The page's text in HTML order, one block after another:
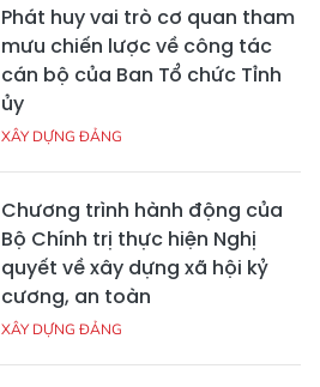
Phát huy vai trò cơ quan tham
mưu chiến lược về công tác
cán bộ của Ban Tổ chức Tỉnh
ủy
XÂY DỰNG ĐẢNG
Chương trình hành động của
Bộ Chính trị thực hiện Nghị
quyết về xây dựng xã hội kỷ
cương, an toàn
XÂY DỰNG ĐẢNG